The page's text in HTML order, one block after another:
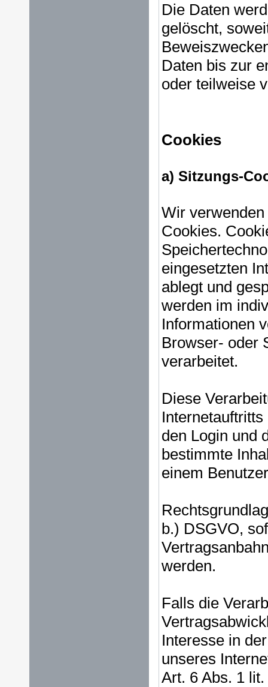
Die Daten
gelöscht,
Daten bis zur
oder teilweise
Cookies
a) Sitzungs-
Wir
Cookies.
eingesetzten
ablegt und
werden im
Informationen
Browser- oder
verarbeitet.
Diese
den Login und
bestimmte
einem
b.) DSGVO,
werden.
Falls die
Interesse in
unseres
Art. 6 Abs. 1